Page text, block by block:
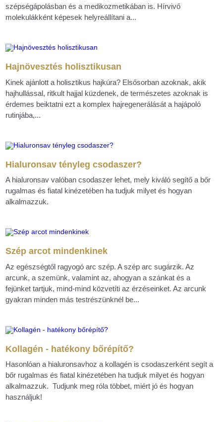
szépségápolásban és a medikozmetikában is. Hírvivő
molekulákként képesek helyreállítani a...
Hajnövesztés holisztikusan
Kinek ajánlott a holisztikus hajkúra? Elsősorban azoknak, akik
hajhullással, ritkult hajjal küzdenek, de természetes azoknak is
érdemes beiktatni ezt a komplex hajregenerálását a hajápoló
rutinjába,...
Hialuronsav tényleg csodaszer?
A hialuronsav valóban csodaszer lehet, mely kiváló segítő a bőr
rugalmas és fiatal kinézetében ha tudjuk milyet és hogyan
alkalmazzuk.
Szép arcot mindenkinek
Az egészségtől ragyogó arc szép. A szép arc sugárzik. Az
arcunk, a szemünk, valamint az, ahogyan a szánkat és a
fejünket tartjuk, mind-mind közvetíti az érzéseinket. Az arcunk
gyakran minden más testrészünknél be...
Kollagén - hatékony bőrépítő?
Hasonlóan a hialuronsavhoz a kollagén is csodaszerként segít a
bőr rugalmas és fiatal kinézetében ha tudjuk milyet és hogyan
alkalmazzuk. Tudjunk meg róla többet, miért jó és hogyan
használjuk!